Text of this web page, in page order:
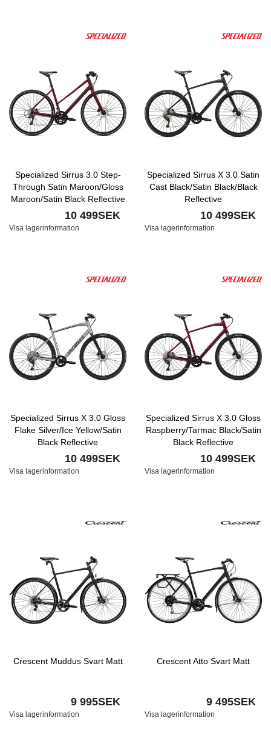
Specialized Sirrus 3.0 Step-
Through Satin Maroon/Gloss
Maroon/Satin Black Reflective
10 499SEK
Visa lagerinformation
Specialized Sirrus X 3.0 Satin
Cast Black/Satin Black/Black
Reflective
10 499SEK
Visa lagerinformation
Specialized Sirrus X 3.0 Gloss
Flake Silver/Ice Yellow/Satin
Black Reflective
10 499SEK
Visa lagerinformation
Specialized Sirrus X 3.0 Gloss
Raspberry/Tarmac Black/Satin
Black Reflective
10 499SEK
Visa lagerinformation
Crescent Muddus Svart Matt
9 995SEK
Visa lagerinformation
Crescent Atto Svart Matt
9 495SEK
Visa lagerinformation